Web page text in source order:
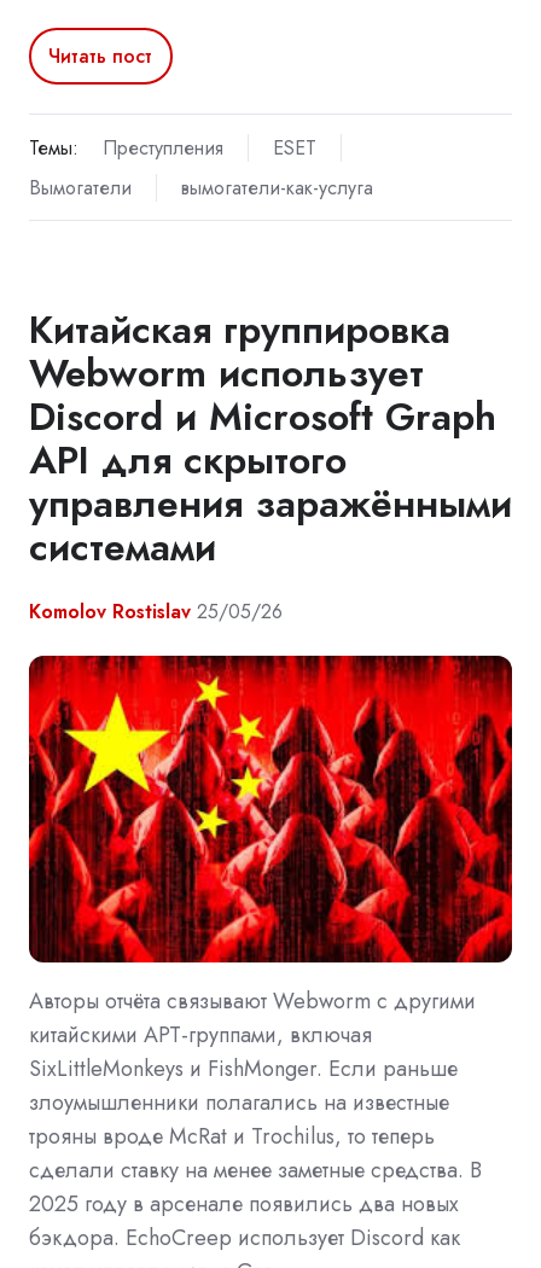
Читать пост
Темы: Преступления
ESET
Вымогатели
вымогатели-как-услуга
Китайская группировка
Webworm использует
Discord и Microsoft Graph
API для скрытого
управления заражёнными
системами
Komolov Rostislav 25/05/26
Авторы отчёта связывают Webworm с другими
китайскими APT-группами, включая
SixLittleMonkeys и FishMonger. Если раньше
злоумышленники полагались на известные
трояны вроде McRat и Trochilus, то теперь
сделали ставку на менее заметные средства. В
2025 году в арсенале появились два новых
бэкдора. EchoCreep использует Discord как